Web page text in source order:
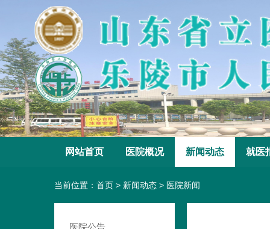
网站首页 医院概况 新闻动态 就医
当前位置： 首页 > 新闻动态 > 医院新闻
医院公告